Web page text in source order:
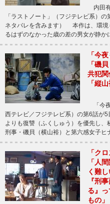
内田
「ラストノート」（フジテレビ系）
ネタバレを含みます） 本作は、環境
るはずのなかった歳の差の男女が静
「今
「磯
共犯関
「縦
「今
西テレビ／フジテレビ系）の第6話
よりも復讐（ふくしゅう）を優先し
刑事・磯貝（横山裕）と第六感女子ヒ
「ク
「人
く難
『刑
る』
もの」